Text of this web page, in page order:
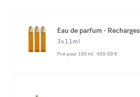
Eau de parfum - Recharges
3x11ml
Prix pour 100 ml : 409,09 €